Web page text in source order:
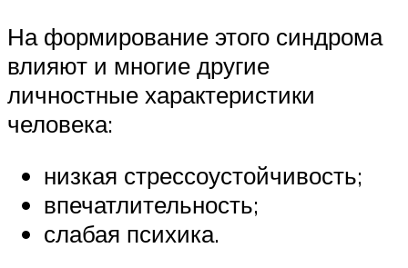
На формирование этого синдрома
влияют и многие другие
личностные характеристики
человека:
низкая стрессоустойчивость;
впечатлительность;
слабая психика.